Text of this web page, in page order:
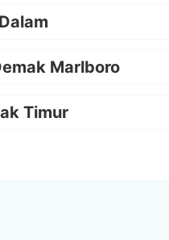
Marlboro
Timur